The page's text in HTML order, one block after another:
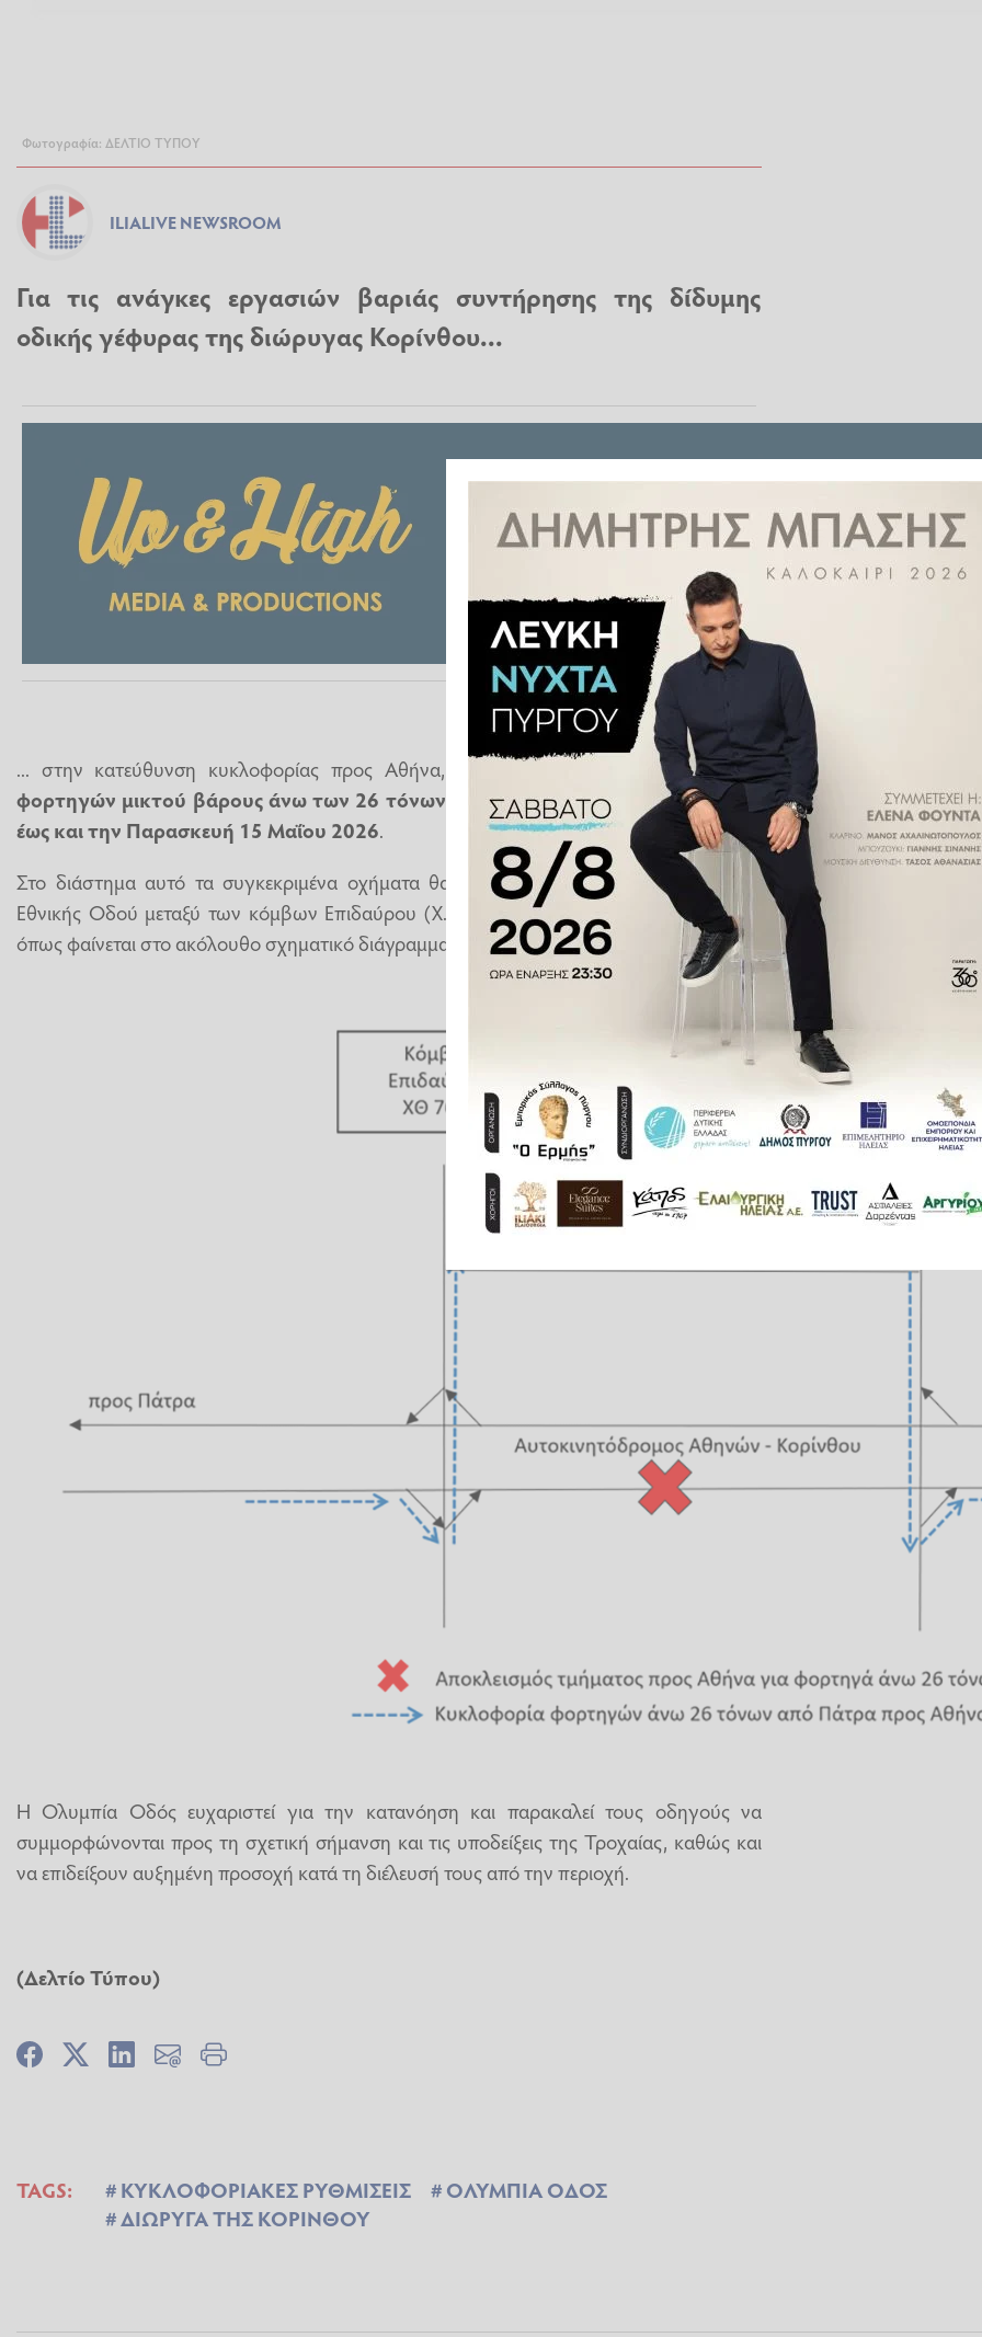
Φωτογραφία: ΔΕΛΤΙΟ ΤΥΠΟΥ
ILIALIVE NEWSROOM
Για τις ανάγκες εργασιών βαριάς συντήρησης της δίδυμης
οδικής γέφυρας της διώρυγας Κορίνθου...
... στην κατεύθυνση κυκλοφορίας προς Αθήνα,
δεν θα επιτρέπεται η διέλευση
φορτηγών μικτού βάρους άνω των 26 τόνων από την Τετάρτη 13 Μαΐου 2026
έως και την Παρασκευή 15 Μαΐου 2026.
Στο διάστημα αυτό τα συγκεκριμένα οχήματα θα εξυπηρετούνται μέσω της Παλαιάς
Εθνικής Οδού μεταξύ των κόμβων Επιδαύρου (Χ.Θ. 76,4) και Λουτρακίου (Χ.Θ. 75,6),
όπως φαίνεται στο ακόλουθο σχηματικό διάγραμμα:
Η Ολυμπία Οδός ευχαριστεί για την κατανόηση και παρακαλεί τους οδηγούς να
συμμορφώνονται προς τη σχετική σήμανση και τις υποδείξεις της Τροχαίας, καθώς και
να επιδείξουν αυξημένη προσοχή κατά τη διέλευσή τους από την περιοχή.
(Δελτίο Τύπου)
TAGS: ΚΥΚΛΟΦΟΡΙΑΚΕΣ ΡΥΘΜΙΣΕΙΣ
ΟΛΥΜΠΙΑ ΟΔΟΣ
ΔΙΩΡΥΓΑ ΤΗΣ ΚΟΡΙΝΘΟΥ